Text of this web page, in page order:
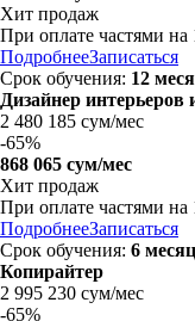
Хит продаж
При оплате частями на
ПодробнееЗаписаться
Срок обучения: 12
Дизайнер
2 480 185 сум/мес
-65%
868 065 сум/мес
Хит продаж
При оплате частями на
ПодробнееЗаписаться
Срок обучения: 6
Копирайтер
2 995 230 сум/мес
-65%